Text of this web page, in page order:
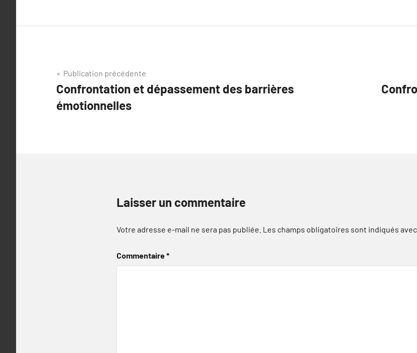
Navigation
de
l’article
Publication précédente
Confrontation et dépassement des barrières
émotionnelles
Laisser un commentaire
Votre adresse e-mail ne sera pas publiée. Les champs obligatoires sont indiqués avec
Commentaire*